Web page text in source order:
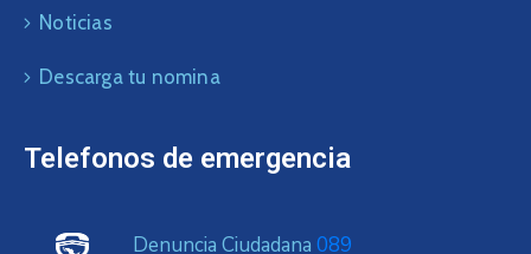
Noticias
Descarga tu nomina
Telefonos de emergencia
Denuncia Ciudadana 089